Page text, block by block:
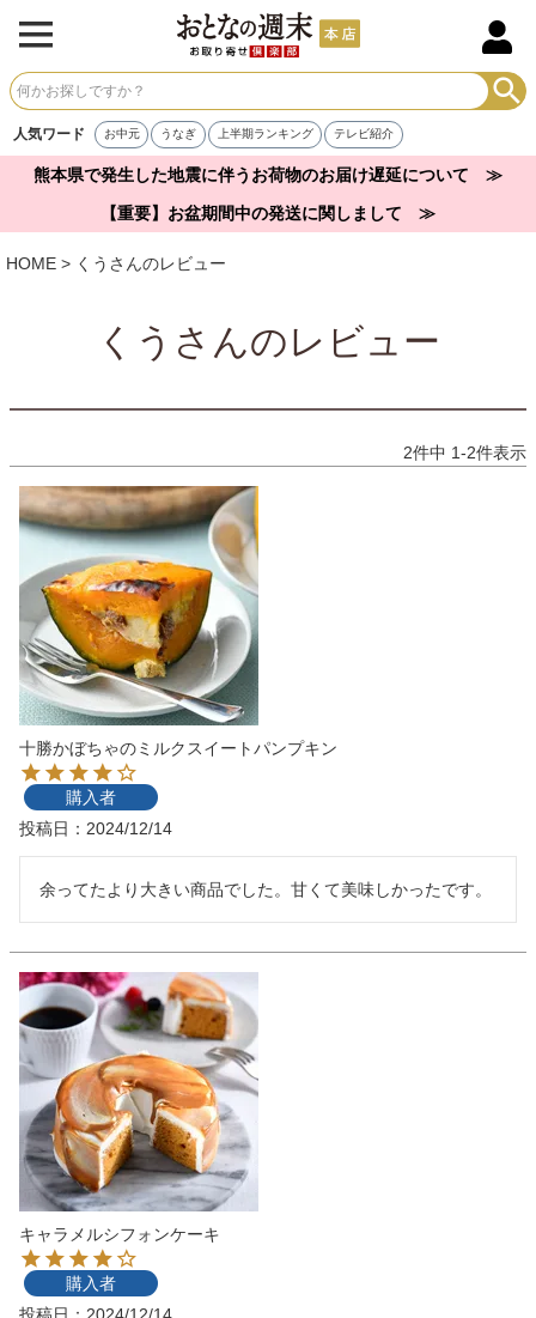
人気ワード お中元 うなぎ 上半期ランキング テレビ紹介
熊本県で発生した地震に伴うお荷物のお届け遅延について ≫
【重要】お盆期間中の発送に関しまして ≫
HOME くうさんのレビュー
くうさんのレビュー
2件中 1-2件表示
十勝かぼちゃのミルクスイートパンプキン
購入者
投稿日
2024/12/14
余ってたより大きい商品でした。甘くて美味しかったです。
キャラメルシフォンケーキ
購入者